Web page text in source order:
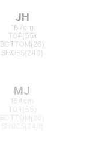
JH
167cm
TOP(55)
BOTTOM(26)
SHOES(240)
MJ
164cm
TOP(55)
BOTTOM(26)